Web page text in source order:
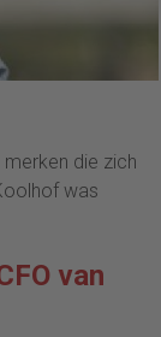
die zich
was
van